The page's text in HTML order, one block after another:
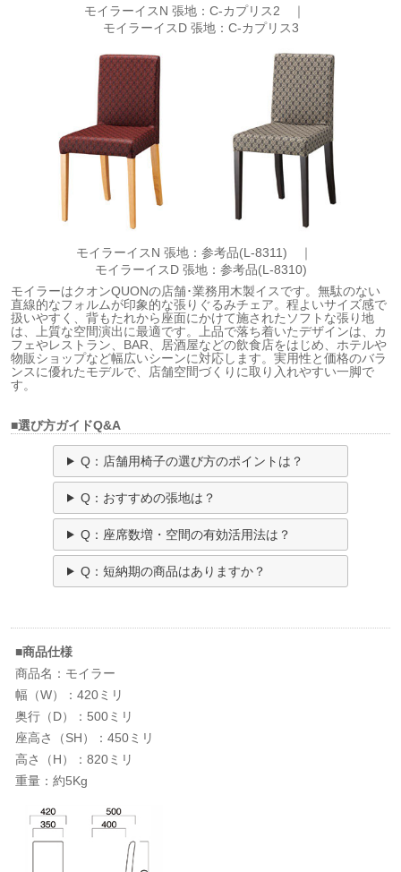
モイラーイスN 張地：C-カプリス2 ｜
モイラーイスD 張地：C-カプリス3
モイラーイスN 張地：参考品(L-8311) ｜
モイラーイスD 張地：参考品(L-8310)
モイラーはクオンQUONの店舗･業務用木製イスです。無駄のない
直線的なフォルムが印象的な張りぐるみチェア。程よいサイズ感で
扱いやすく、背もたれから座面にかけて施されたソフトな張り地
は、上質な空間演出に最適です。上品で落ち着いたデザインは、カ
フェやレストラン、BAR、居酒屋などの飲食店をはじめ、ホテルや
物販ショップなど幅広いシーンに対応します。実用性と価格のバラ
ンスに優れたモデルで、店舗空間づくりに取り入れやすい一脚で
す。
■選び方ガイドQ&A
Q：店舗用椅子の選び方のポイントは？
Q：おすすめの張地は？
Q：座席数増・空間の有効活用法は？
Q：短納期の商品はありますか？
■商品仕様
商品名：モイラー
幅（W）：420ミリ
奥行（D）：500ミリ
座高さ（SH）：450ミリ
高さ（H）：820ミリ
重量：約5Kg